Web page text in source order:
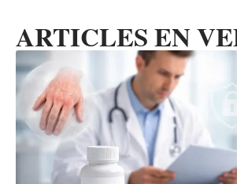
ARTICLES EN